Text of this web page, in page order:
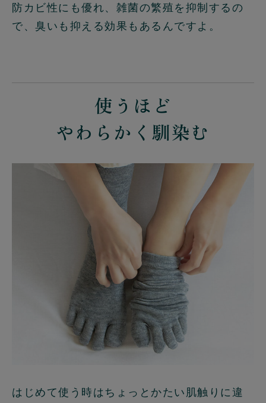
防カビ性にも優れ、雑菌の繁殖を抑制するの
で、臭いも抑える効果もあるんですよ。
使うほど
やわらかく馴染む
はじめて使う時はちょっとかたい肌触りに違